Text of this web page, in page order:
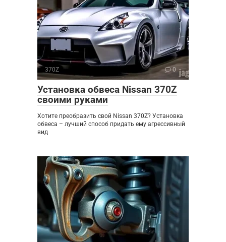
370Z 0
Установка обвеса Nissan 370Z
своими руками
Хотите преобразить свой Nissan 370Z? Установка
обвеса – лучший способ придать ему агрессивный
вид